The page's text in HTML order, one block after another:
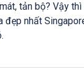
tản bộ? Vậy
đẹp nhất